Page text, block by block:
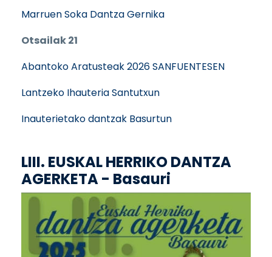
Marruen Soka Dantza Gernika
Otsailak 21
Abantoko Aratusteak 2026 SANFUENTESEN
Lantzeko Ihauteria Santutxun
Inauterietako dantzak Basurtun
LIII. EUSKAL HERRIKO DANTZA
AGERKETA - Basauri